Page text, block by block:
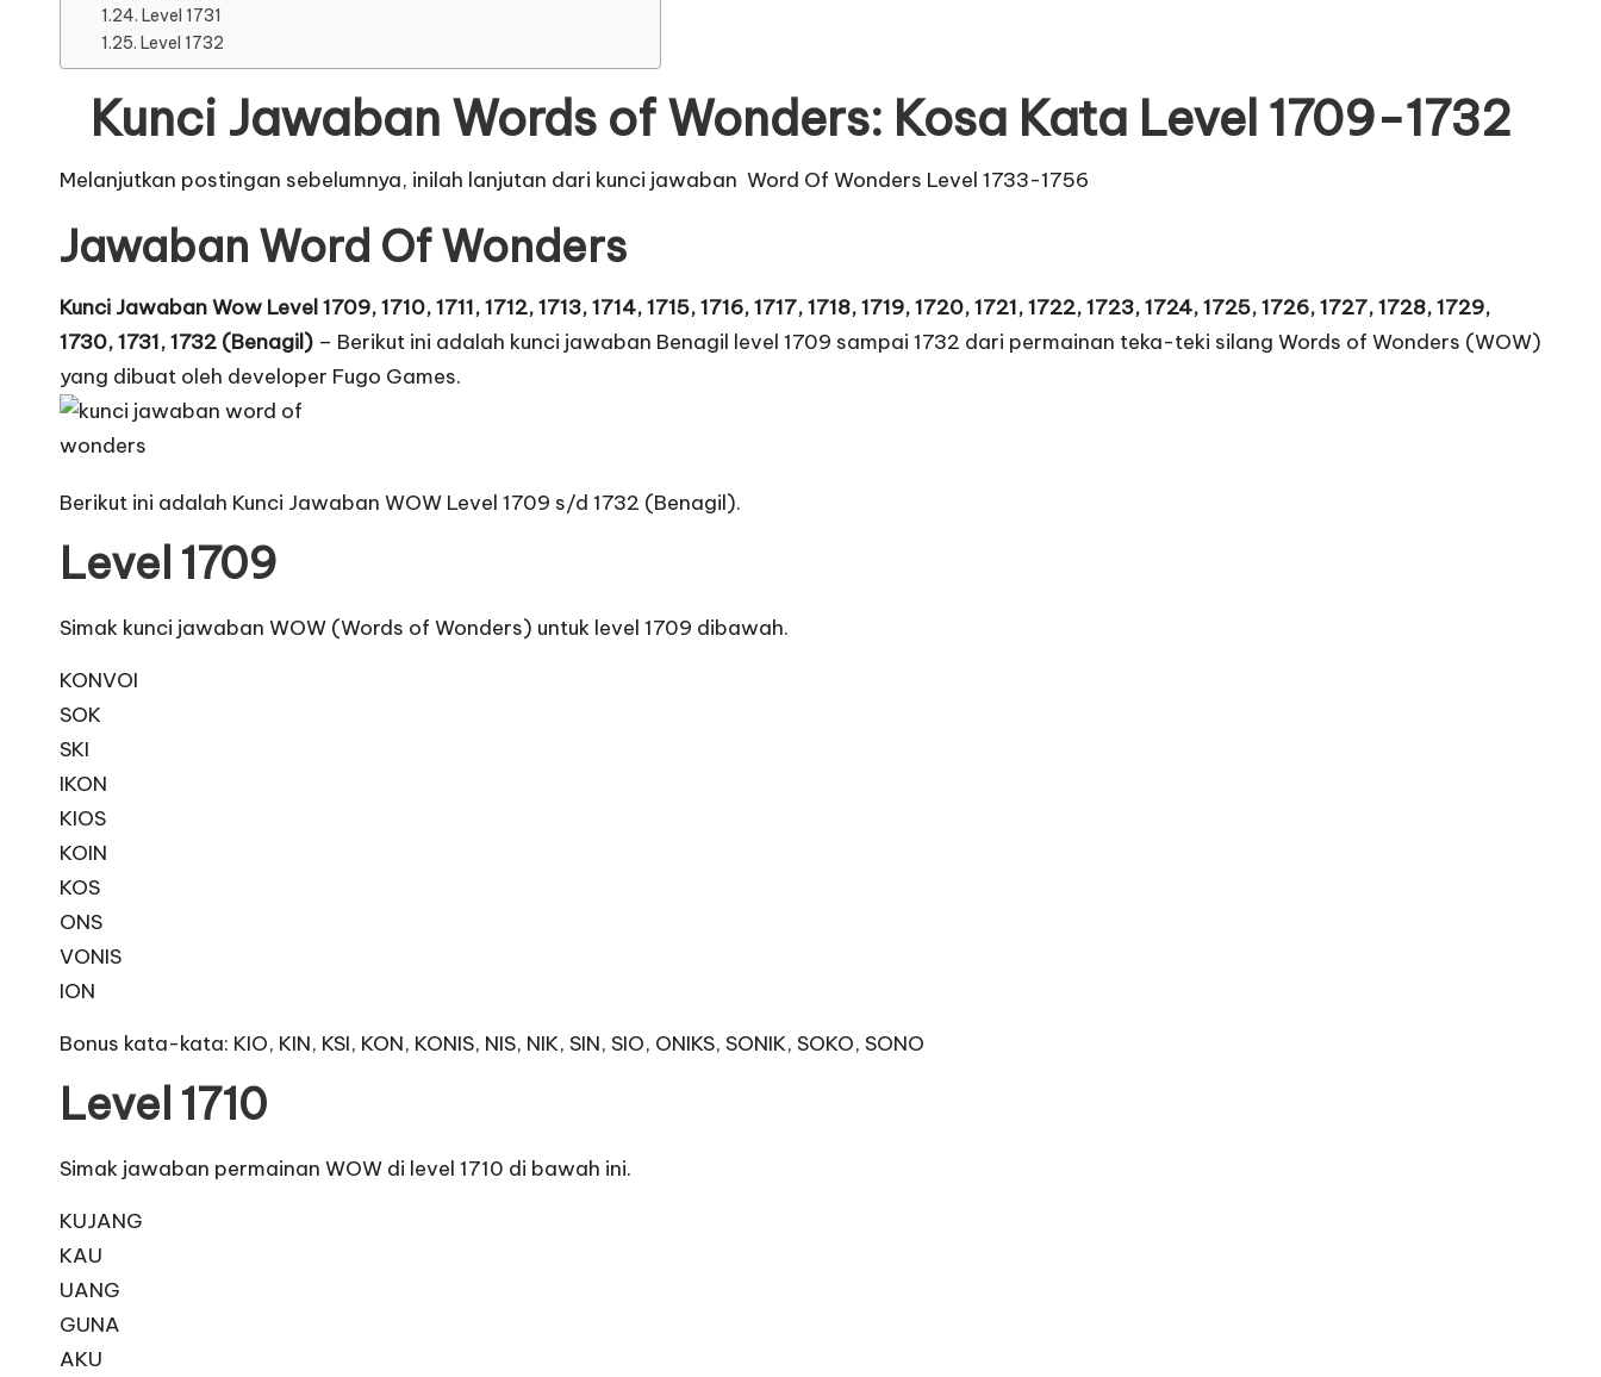
Level 1731
Level 1732
Kunci Jawaban Words of Wonders: Kosa Kata Level 1709-1732
Melanjutkan postingan sebelumnya, inilah lanjutan dari kunci jawaban Word Of Wonders Level 1733-1756
Jawaban Word Of Wonders
Kunci Jawaban Wow Level 1709, 1710, 1711, 1712, 1713, 1714, 1715, 1716, 1717, 1718, 1719, 1720, 1721, 1722, 1723, 1724, 1725, 1726, 1727, 1728, 1729,
1730, 1731, 1732 (Benagil) – Berikut ini adalah kunci jawaban Benagil level 1709 sampai 1732 dari permainan teka-teki silang Words of Wonders (WOW)
yang dibuat oleh developer Fugo Games.
Berikut ini adalah Kunci Jawaban WOW Level 1709 s/d 1732 (Benagil).
Level 1709
Simak kunci jawaban WOW (Words of Wonders) untuk level 1709 dibawah.
KONVOI
SOK
SKI
IKON
KIOS
KOIN
KOS
ONS
VONIS
ION
Bonus kata-kata: KIO, KIN, KSI, KON, KONIS, NIS, NIK, SIN, SIO, ONIKS, SONIK, SOKO, SONO
Level 1710
Simak jawaban permainan WOW di level 1710 di bawah ini.
KUJANG
KAU
UANG
GUNA
AKU